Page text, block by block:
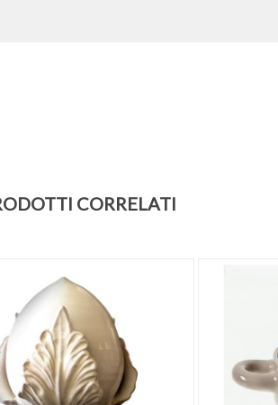
CORRELATI